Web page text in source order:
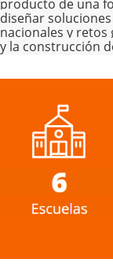
producto de una
diseñar
nacionales y retos
y la construcción